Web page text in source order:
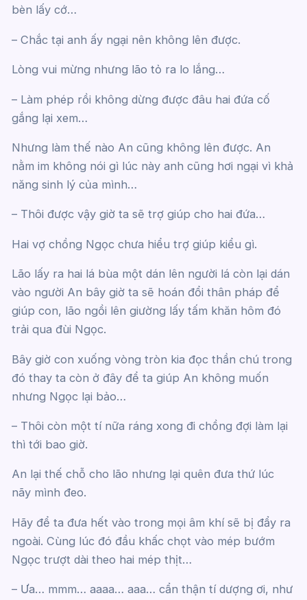
bèn lấy cớ…
– Chắc tại anh ấy ngại nên không lên được.
Lòng vui mừng nhưng lão tỏ ra lo lắng…
– Làm phép rồi không dừng được đâu hai đứa cố
gắng lại xem…
Nhưng làm thế nào An cũng không lên được. An
nằm im không nói gì lúc này anh cũng hơi ngại vì khả
năng sinh lý của mình…
– Thôi được vậy giờ ta sẽ trợ giúp cho hai đứa…
Hai vợ chồng Ngọc chưa hiểu trợ giúp kiểu gì.
Lão lấy ra hai lá bùa một dán lên người lá còn lại dán
vào người An bây giờ ta sẽ hoán đổi thân pháp để
giúp con, lão ngồi lên giường lấy tấm khăn hôm đó
trải qua đùi Ngọc.
Bây giờ con xuống vòng tròn kia đọc thần chú trong
đó thay ta còn ở đây để ta giúp An không muốn
nhưng Ngọc lại bảo…
– Thôi còn một tí nữa ráng xong đi chồng đợi làm lại
thì tới bao giờ.
An lại thế chỗ cho lão nhưng lại quên đưa thứ lúc
nãy mình đeo.
Hãy để ta đưa hết vào trong mọi âm khí sẽ bị đẩy ra
ngoài. Cùng lúc đó đầu khấc chọt vào mép bướm
Ngọc trượt dài theo hai mép thịt…
– Ưa… mmm… aaaa… aaa… cẩn thận tí dượng ơi, như